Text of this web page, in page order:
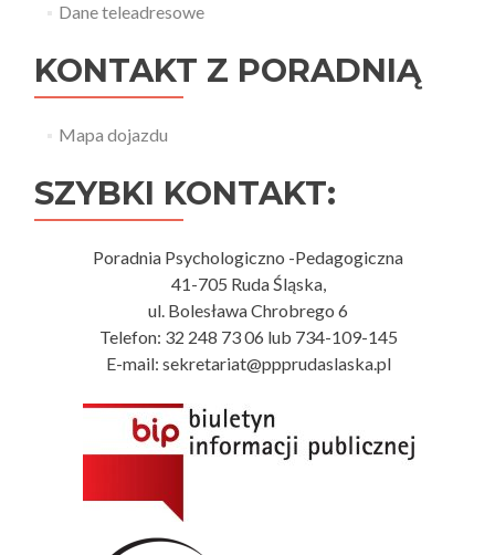
Dane teleadresowe
KONTAKT Z PORADNIĄ
Mapa dojazdu
SZYBKI KONTAKT:
Poradnia Psychologiczno -Pedagogiczna
41-705 Ruda Śląska,
ul. Bolesława Chrobrego 6
Telefon: 32 248 73 06 lub 734-109-145
E-mail: sekretariat@ppprudaslaska.pl